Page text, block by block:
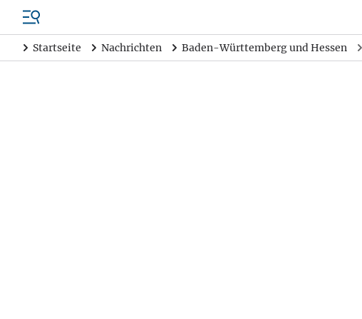
Startseite Nachrichten Baden-Württemberg und Hessen